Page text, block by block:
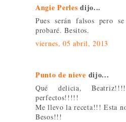
Angie Perles dijo...
Pues serán falsos pero
probaré. Besitos.
viernes, 05 abril, 2013
Punto de nieve dijo...
Qué delicia,
perfectos!!!!!
Me llevo la receta!!! Esta
Besos!!!